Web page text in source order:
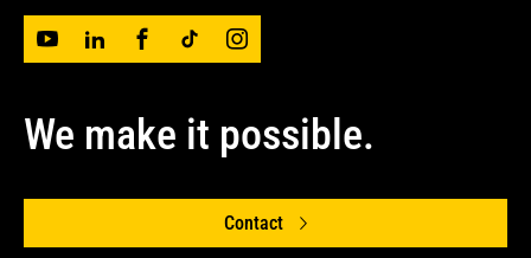
We make it possible.
Contact